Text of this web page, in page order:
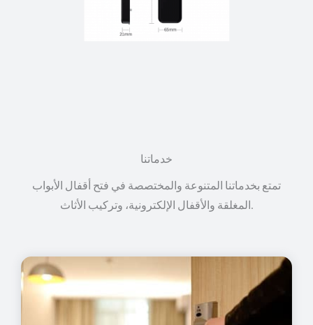
خدماتنا
تمتع بخدماتنا المتنوعة والمختصصة في فتح أقفال الأبواب